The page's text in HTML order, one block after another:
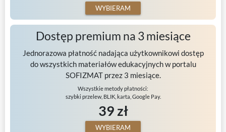
WYBIERAM
Dostęp premium na 3 miesiące
Jednorazowa płatność nadająca użytkownikowi dostęp
do wszystkich materiałów edukacyjnych w portalu
SOFIZMAT przez 3 miesiące.
Wszystkie metody płatności:
szybki przelew, BLIK, karta, Google Pay.
39 zł
WYBIERAM